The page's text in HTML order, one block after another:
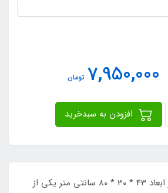
7,950,000 تومان
​​​​سه چرخه لوپ کار در ابعاد 43 * 30 * 80 سانتی متر یکی از